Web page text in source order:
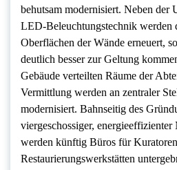
behutsam modernisiert. Neben der
LED-Beleuchtungstechnik werden
Oberflächen der Wände erneuert,
deutlich besser zur Geltung
Gebäude verteilten Räume der
Vermittlung werden an zentraler
modernisiert. Bahnseitig des
viergeschossiger,
werden künftig Büros für
Restaurierungswerkstätten